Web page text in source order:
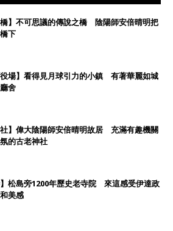
橋】不可思議的傳說之橋 陰陽師安倍晴明把
下
役場】看得見月球引力的小鎮 有著華麗如城
舍
社】偉大陰陽師安倍晴明故居 充滿有趣機關
的古老神社
】松島旁1200年歷史老寺院 來這感受伊達政
美感